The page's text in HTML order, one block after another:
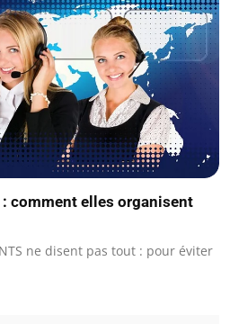
comment elles organisent
ne disent pas tout : pour éviter